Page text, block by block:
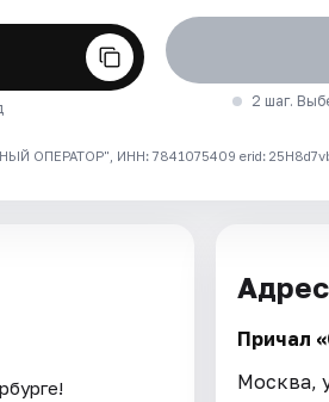
2 шаг.
ИНН: 7841075409 erid:
Адрес
Причал
Москва,